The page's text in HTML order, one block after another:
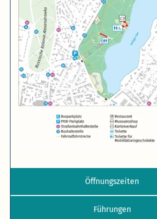
Öffnungszeiten
Führungen